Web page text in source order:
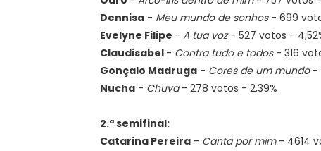
Dennisa - Meu mundo de sonhos- 699
Evelyne Filipe - A tua voz- 527 votos -
Claudisabel - Contra tudo e todos- 316
Gonçalo Madruga - Cores de um mundo-
Nucha - Chuva- 278 votos - 2,39%
2.ª semifinal:
Catarina Pereira - Canta por mim- 4614